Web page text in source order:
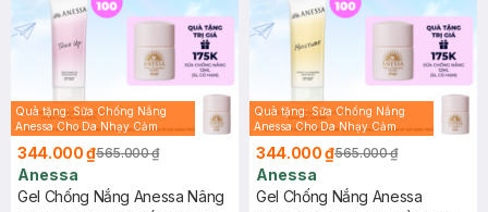
Quà tặng: Sữa Chống Nắng
Anessa Cho Da Nhạy Cảm
344.000 ₫565.000 ₫
Anessa
Gel Chống Nắng Anessa Nâng
Quà tặng: Sữa Chống Nắng
Anessa Cho Da Nhạy Cảm
344.000 ₫565.000 ₫
Anessa
Gel Chống Nắng Anessa